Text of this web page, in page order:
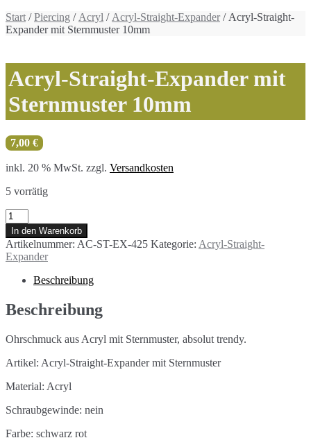
Start /Piercing / Acryl / Acryl-Straight-Expander/ Acryl-Straight-
Expander mit Sternmuster 10mm
Acryl-Straight-Expander mit
Sternmuster 10mm
7,00 €
inkl. 20 % MwSt. zzgl. Versandkosten
5 vorrätig
Acryl-
Straight-
Expander
mit
Sternmuster
10mm
Menge
In den Warenkorb
Artikelnummer: AC-ST-EX-425 Kategorie: Acryl-Straight-
Expander
Beschreibung
Beschreibung
Ohrschmuck aus Acryl mit Sternmuster, absolut trendy.
Artikel: Acryl-Straight-Expander mit Sternmuster
Material: Acryl
Schraubgewinde: nein
Farbe: schwarz rot